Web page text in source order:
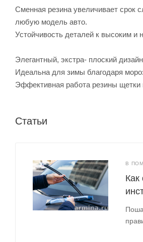
Сменная резина увеличивает срок
любую модель авто.
Устойчивость деталей к высоким и
Элегантный, экстра- плоский
Идеальнa для зимы благодаря
Эффективная работа резины щетки
Статьи
В
Как